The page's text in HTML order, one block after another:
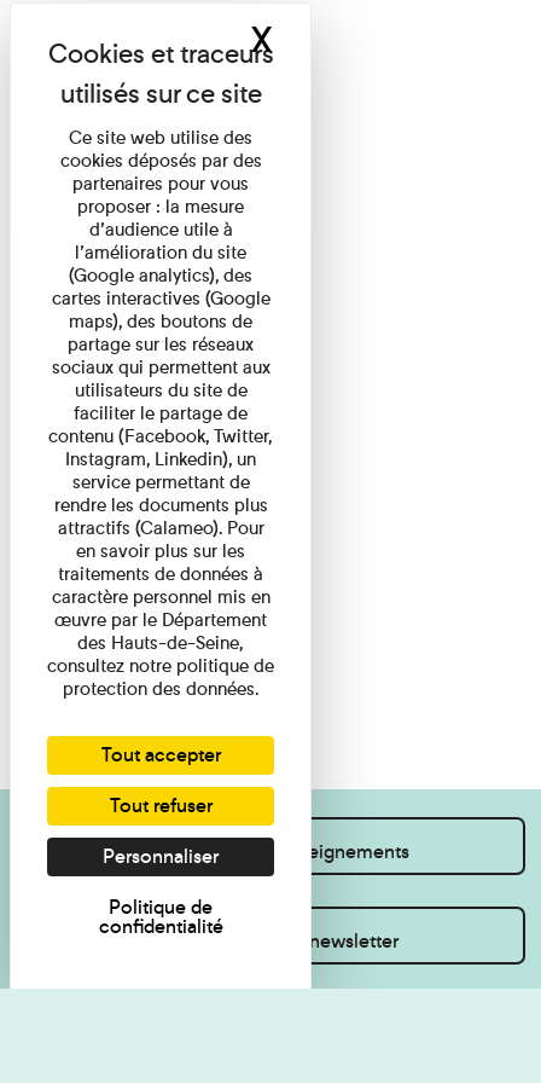
Je souhaite des renseignements
Inscrivez-vous à la newsletter
Ce site web utilise des
cookies déposés par des
partenaires pour vous
proposer : la mesure
d’audience utile à
l’amélioration du site
(Google analytics), des
cartes interactives (Google
maps), des boutons de
partage sur les réseaux
sociaux qui permettent aux
utilisateurs du site de
faciliter le partage de
contenu (Facebook, Twitter,
Instagram, Linkedin), un
service permettant de
rendre les documents plus
attractifs (Calameo). Pour
en savoir plus sur les
traitements de données à
caractère personnel mis en
œuvre par le Département
des Hauts-de-Seine,
consultez notre politique de
protection des données.
Tout accepter
Tout refuser
Personnaliser
Politique de
confidentialité
XMasquer le